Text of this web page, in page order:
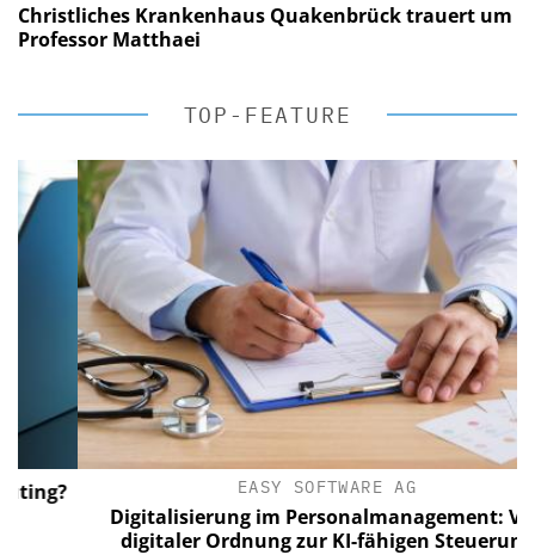
Christliches Krankenhaus Quakenbrück trauert um
Professor Matthaei
TOP-FEATURE
EASY SOFTWARE AG
Digitalisierung im Personalmanagement: Von
digitaler Ordnung zur KI-fähigen Steuerung